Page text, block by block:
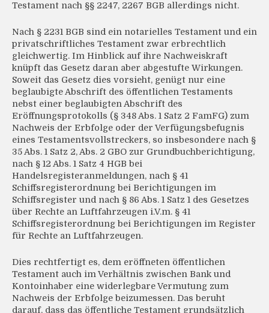
Testament nach §§ 2247, 2267 BGB allerdings nicht.
Nach § 2231 BGB sind ein notarielles Testament und ein
privatschriftliches Testament zwar erbrechtlich
gleichwertig. Im Hinblick auf ihre Nachweiskraft
knüpft das Gesetz daran aber abgestufte Wirkungen.
Soweit das Gesetz dies vorsieht, genügt nur eine
beglaubigte Abschrift des öffentlichen Testaments
nebst einer beglaubigten Abschrift des
Eröffnungsprotokolls (§ 348 Abs. 1 Satz 2 FamFG) zum
Nachweis der Erbfolge oder der Verfügungsbefugnis
eines Testamentsvollstreckers, so insbesondere nach §
35 Abs. 1 Satz 2, Abs. 2 GBO zur Grundbuchberichtigung,
nach § 12 Abs. 1 Satz 4 HGB bei
Handelsregisteranmeldungen, nach § 41
Schiffsregisterordnung bei Berichtigungen im
Schiffsregister und nach § 86 Abs. 1 Satz 1 des Gesetzes
über Rechte an Luftfahrzeugen i.V.m. § 41
Schiffsregisterordnung bei Berichtigungen im Register
für Rechte an Luftfahrzeugen.
Dies rechtfertigt es, dem eröffneten öffentlichen
Testament auch im Verhältnis zwischen Bank und
Kontoinhaber eine widerlegbare Vermutung zum
Nachweis der Erbfolge beizumessen. Das beruht
darauf, dass das öffentliche Testament grundsätzlich